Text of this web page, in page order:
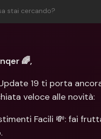
Piani
bunq
stai cercando?
🌈,
19 ti porta
veloce alle novità:
Facili 💸: fai